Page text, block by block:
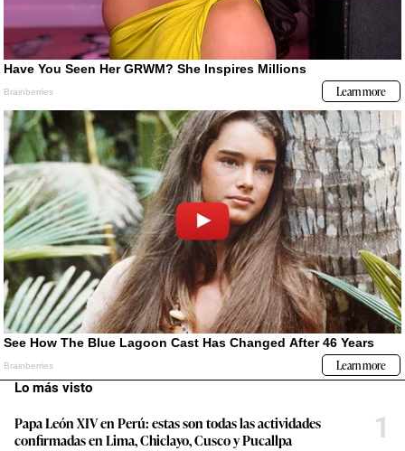
Lo más visto
Papa León XIV en Perú: estas son todas las actividades
confirmadas en Lima, Chiclayo, Cusco y Pucallpa
1